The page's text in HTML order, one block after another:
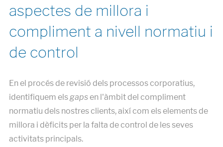
aspectes de millora i
compliment a nivell normatiu i
de control
En el procés de revisió dels processos corporatius,
identifiquem els gapsen l'àmbit del compliment
normatiu dels nostres clients, així com els elements de
millora i dèficits per la falta de control de les seves
activitats principals.